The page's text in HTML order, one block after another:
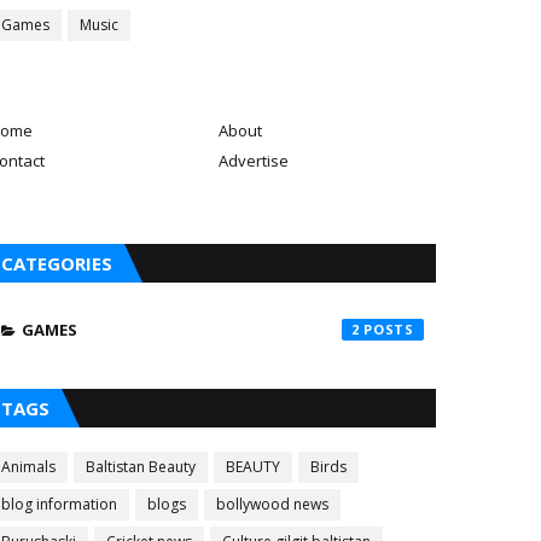
Games Music
About
Advertise
CATEGORIES
GAMES 2
TAGS
Animals Baltistan Beauty BEAUTY
Birds
blog information
blogs
bollywood news